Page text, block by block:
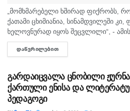
„მომხმარებელი ხშირად ფიქრობს,
ქათამი ცხიმიანია, სინამდვილეში კი,
ხელოვნურად იყოს შეცვლილი“, - ამის
სურსათის უვნებლობის
საუბრობს. „ბაზარი ითხოვს, რომ
ᲓᲐᲬᲕᲠᲘᲚᲔᲑᲘᲗ
გარდაიცვალა ცნობილი
ქართული ენისა და
პედაგოგი